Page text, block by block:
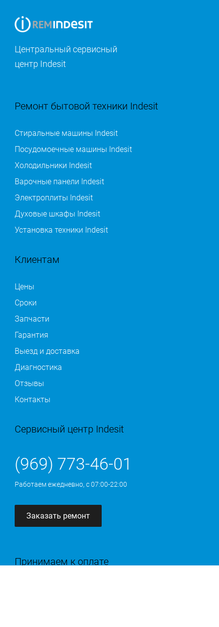
Центральный сервисный
центр Indesit
Ремонт бытовой техники Indesit
Стиральные машины Indesit
Посудомоечные машины Indesit
Холодильники Indesit
Варочные панели Indesit
Электроплиты Indesit
Духовые шкафы Indesit
Установка техники Indesit
Клиентам
Цены
Сроки
Запчасти
Гарантия
Выезд и доставка
Диагностика
Отзывы
Контакты
Сервисный центр Indesit
(969) 773-46-01
Работаем ежедневно, с 07:00-22:00
Заказать ремонт
Принимаем к оплате